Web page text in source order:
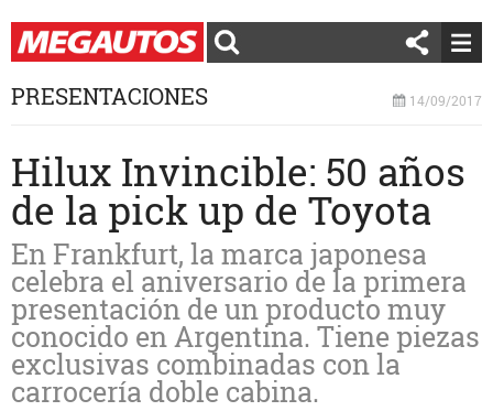
PRESENTACIONES 14/09/2017
Hilux Invincible: 50 años
de la pick up de Toyota
En Frankfurt, la marca japonesa
celebra el aniversario de la primera
presentación de un producto muy
conocido en Argentina. Tiene piezas
exclusivas combinadas con la
carrocería doble cabina.